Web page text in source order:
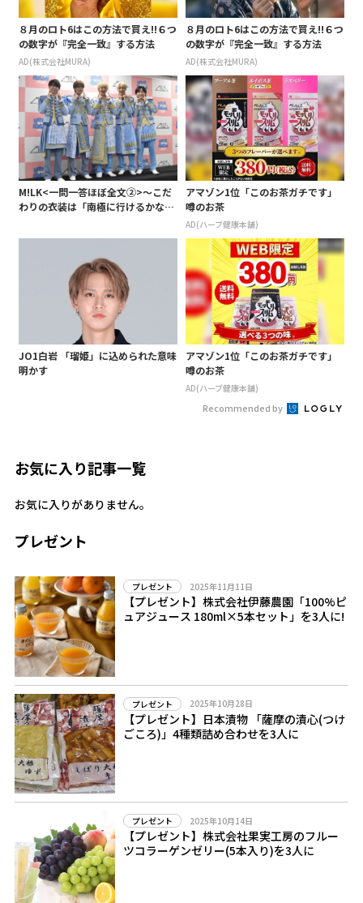
８月のロト6はこの方法で買え!!６つ
の数字が『完全一致』する方法
AD(株式会社MURA)
８月のロト6はこの方法で買え!!６つ
の数字が『完全一致』する方法
AD(株式会社MURA)
M!LK<一問一答ほぼ全文②>～こだ
わりの衣装は「南極に行けるかなと
アマゾン1位「このお茶ガチです」
噂のお茶
AD(ハーブ健康本舗)
JO1白岩 「瑠姫」に込められた意味
明かす
アマゾン1位「このお茶ガチです」
噂のお茶
AD(ハーブ健康本舗)
Recommended by
お気に入り記事一覧
お気に入りがありません。
プレゼント
プレゼント 2025年11月11日
【プレゼント】株式会社伊藤農園「100%ピ
ュアジュース 180ml×5本セット」を3人に!
プレゼント 2025年10月28日
【プレゼント】日本漬物 「薩摩の漬心(つけ
ごころ)」4種類詰め合わせを3人に
プレゼント 2025年10月14日
【プレゼント】株式会社果実工房のフルー
ツコラーゲンゼリー(5本入り)を3人に